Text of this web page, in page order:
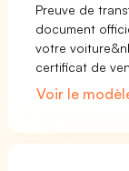
Preuve de
document
votre
certificat de
Voir le